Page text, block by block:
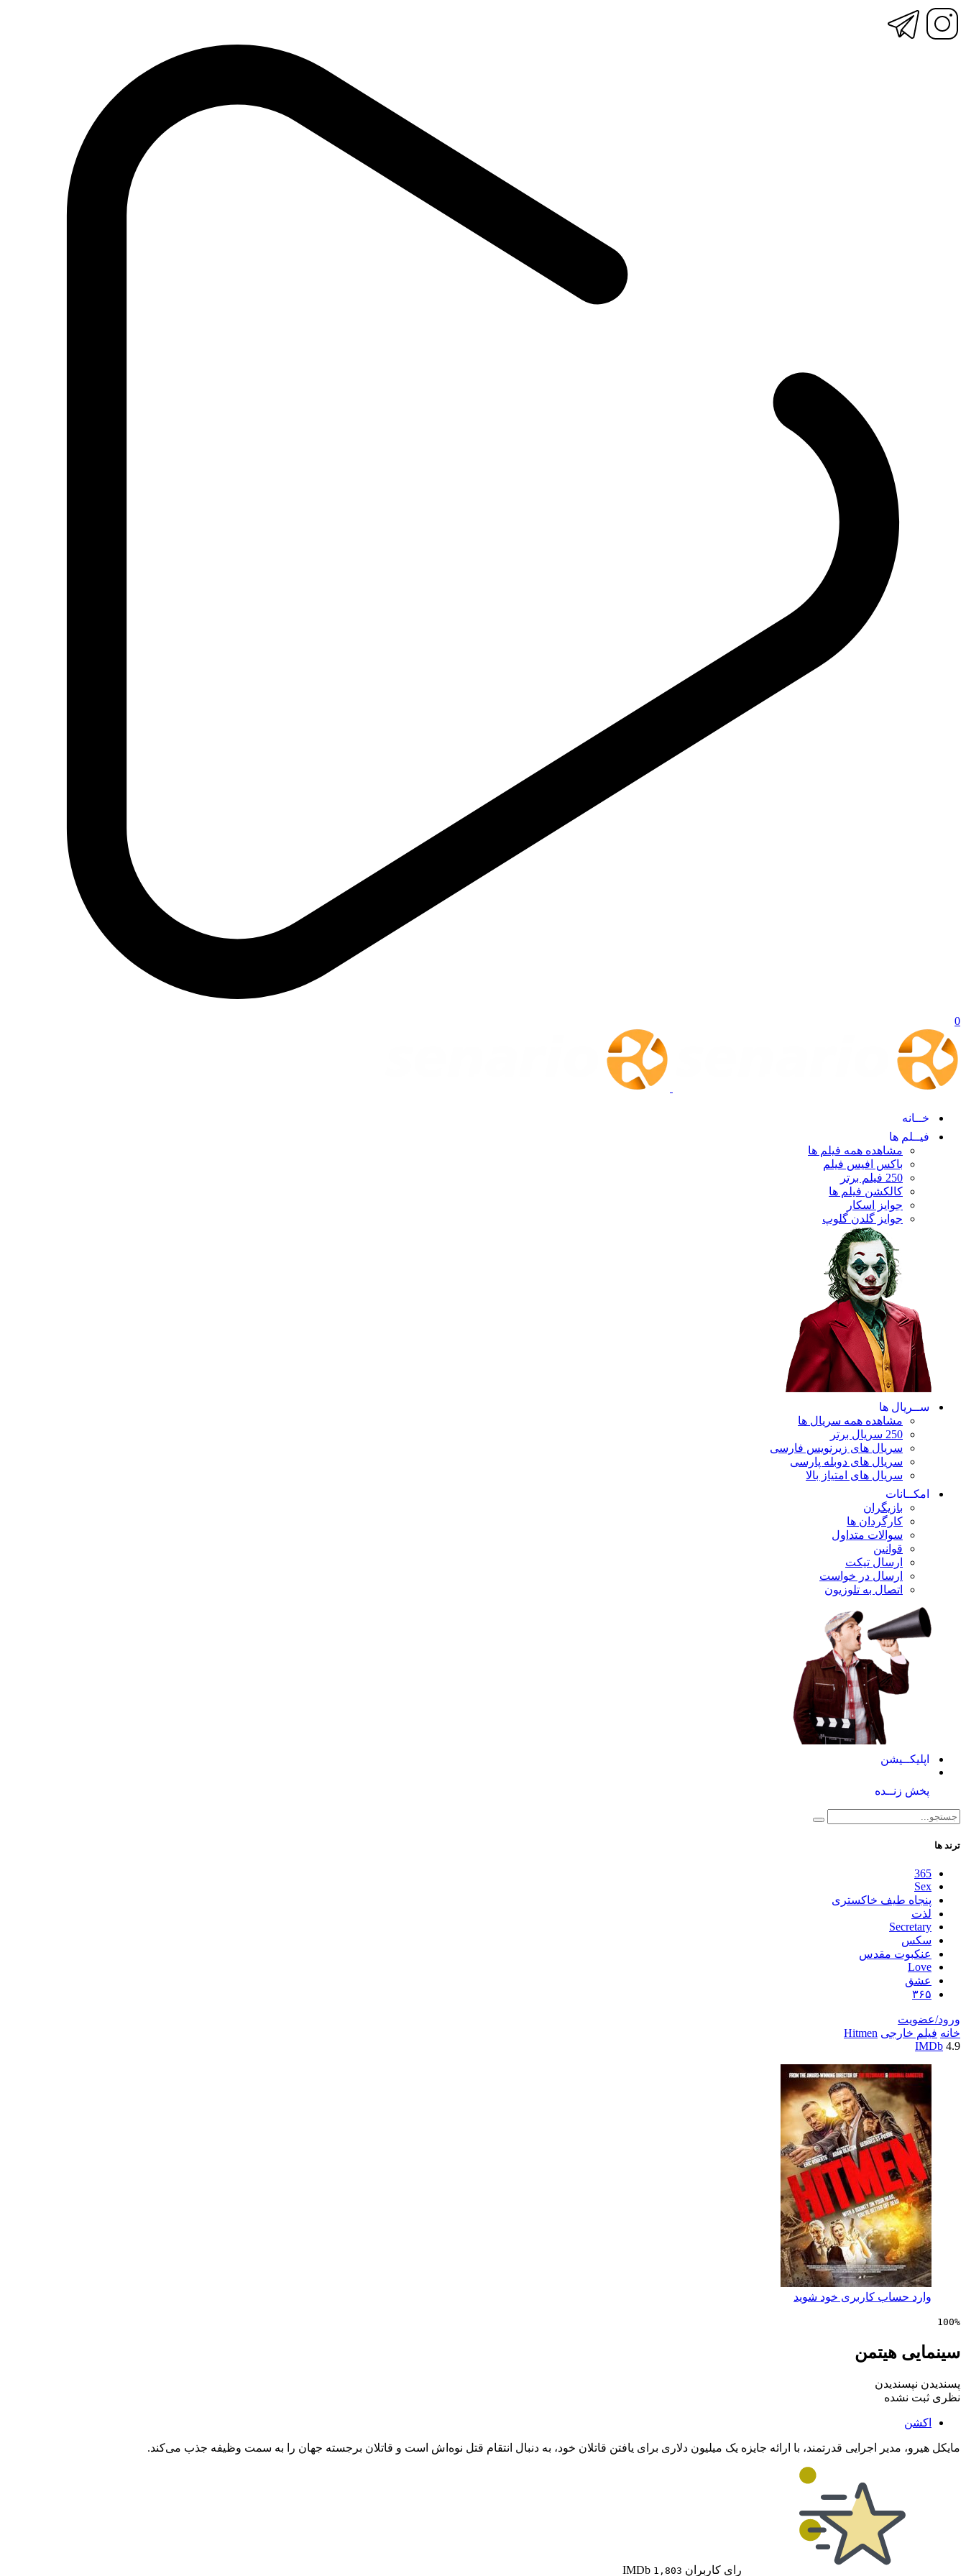
0
خــانه
فیــلم ها
مشاهده همه فیلم ها
باکس افیس فیلم
250 فیلم برتر
کالکشن فیلم ها
جوایز اسکار
جوایز گلدن گلوپ
ســریال ها
مشاهده همه سریال ها
250 سریال برتر
سریال های زیرنویس فارسی
سریال های دوبله پارسی
سریال های امتیاز بالا
امکــانات
بازیگران
کارگردان ها
سوالات متداول
قوانین
ارسال تیکت
ارسال در خواست
اتصال به تلوزیون
اپلیکــیشن
پخش زنــده
ترند ها
365
Sex
پنجاه طیف خاکستری
لذت
Secretary
سکس
عنکبوت مقدس
Love
عشق
۳۶۵
ورود/عضویت
خانه فیلم خارجی Hitmen
IMDb 4.9
وارد حساب کاربری خود شوید
100%
سینمایی هیتمن
پسندیدن نپسندیدن
نظری ثبت نشده
اکشن
مایکل هیرو، مدیر اجرایی قدرتمند، با ارائه جایزه یک میلیون دلاری برای یافتن قاتلان خود، به دنبال انتقام قتل نوه‌اش است و قاتلان برجسته جهان را به سمت وظیفه جذب می‌کند.
رای کاربران IMDb 1,803